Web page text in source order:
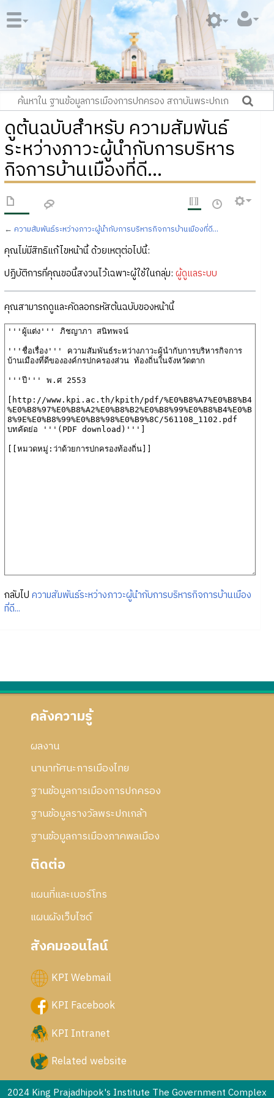
ดูต้นฉบับสำหรับ ความสัมพันธ์
ระหว่างภาวะผู้นำกับการบริหาร
กิจการบ้านเมืองที่ดี...
← ความสัมพันธ์ระหว่างภาวะผู้นำกับการบริหารกิจการบ้านเมืองที่ดี...
คุณไม่มีสิทธิแก้ไขหน้านี้ ด้วยเหตุต่อไปนี้:
ปฏิบัติการที่คุณขอนี้สงวนไว้เฉพาะผู้ใช้ในกลุ่ม: ผู้ดูแลระบบ
คุณสามารถดูและคัดลอกรหัสต้นฉบับของหน้านี้
กลับไป ความสัมพันธ์ระหว่างภาวะผู้นำกับการบริหารกิจการบ้านเมือง
ที่ดี...
คลังความรู้
ผลงาน
นานาทัศนะการเมืองไทย
ฐานข้อมูลการเมืองการปกครอง
ฐานข้อมูลรางวัลพระปกเกล้า
ฐานข้อมูลการเมืองภาคพลเมือง
ติดต่อ
แผนที่และเบอร์โทร
แผนผังเว็บไซด์
สังคมออนไลน์
KPI Webmail
KPI Facebook
KPI Intranet
Related website
2024 King Prajadhipok's Institute The Government Complex